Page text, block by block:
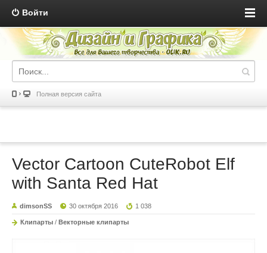
Войти
Полная версия сайта
Vector Cartoon CuteRobot Elf
with Santa Red Hat
dimsonSS 30 октября 2016 1 038
Клипарты / Векторные клипарты